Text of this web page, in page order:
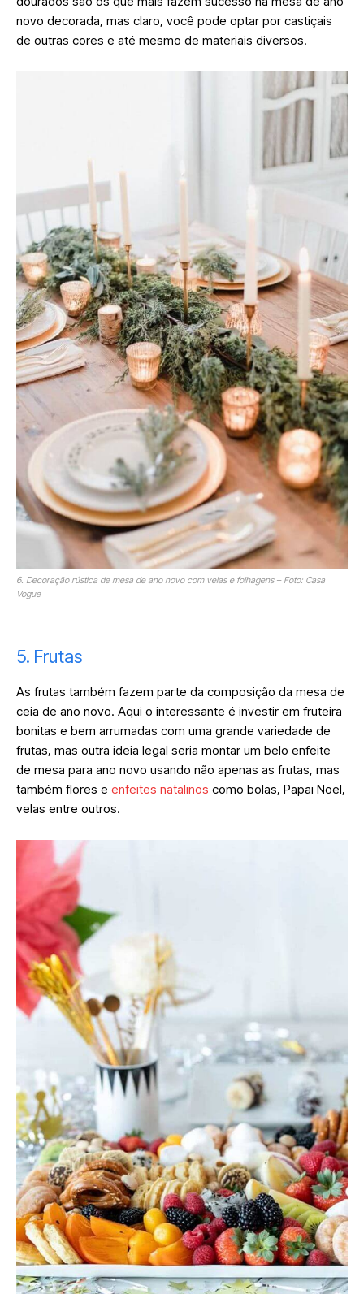
novo decorada, mas claro, você pode optar por castiçais
de outras cores e até mesmo de materiais diversos.
6. Decoração rústica de mesa de ano novo com velas e folhagens – Foto: Casa
Vogue
5. Frutas
As frutas também fazem parte da composição da mesa de
ceia de ano novo. Aqui o interessante é investir em fruteira
bonitas e bem arrumadas com uma grande variedade de
frutas, mas outra ideia legal seria montar um belo enfeite
de mesa para ano novo usando não apenas as frutas, mas
também flores e enfeites natalinos como bolas, Papai Noel,
velas entre outros.